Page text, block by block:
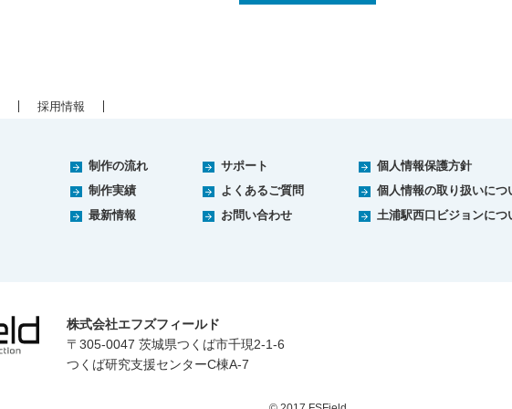
採用情報
制作の流れ
制作実績
最新情報
サポート
よくあるご質問
お問い合わせ
個人情報保護方針
個人情報の取り扱いにつ
土浦駅西口ビジョンにつ
株式会社エフズフィールド
〒305-0047 茨城県つくば市千現2-1-6
つくば研究支援センターC棟A-7